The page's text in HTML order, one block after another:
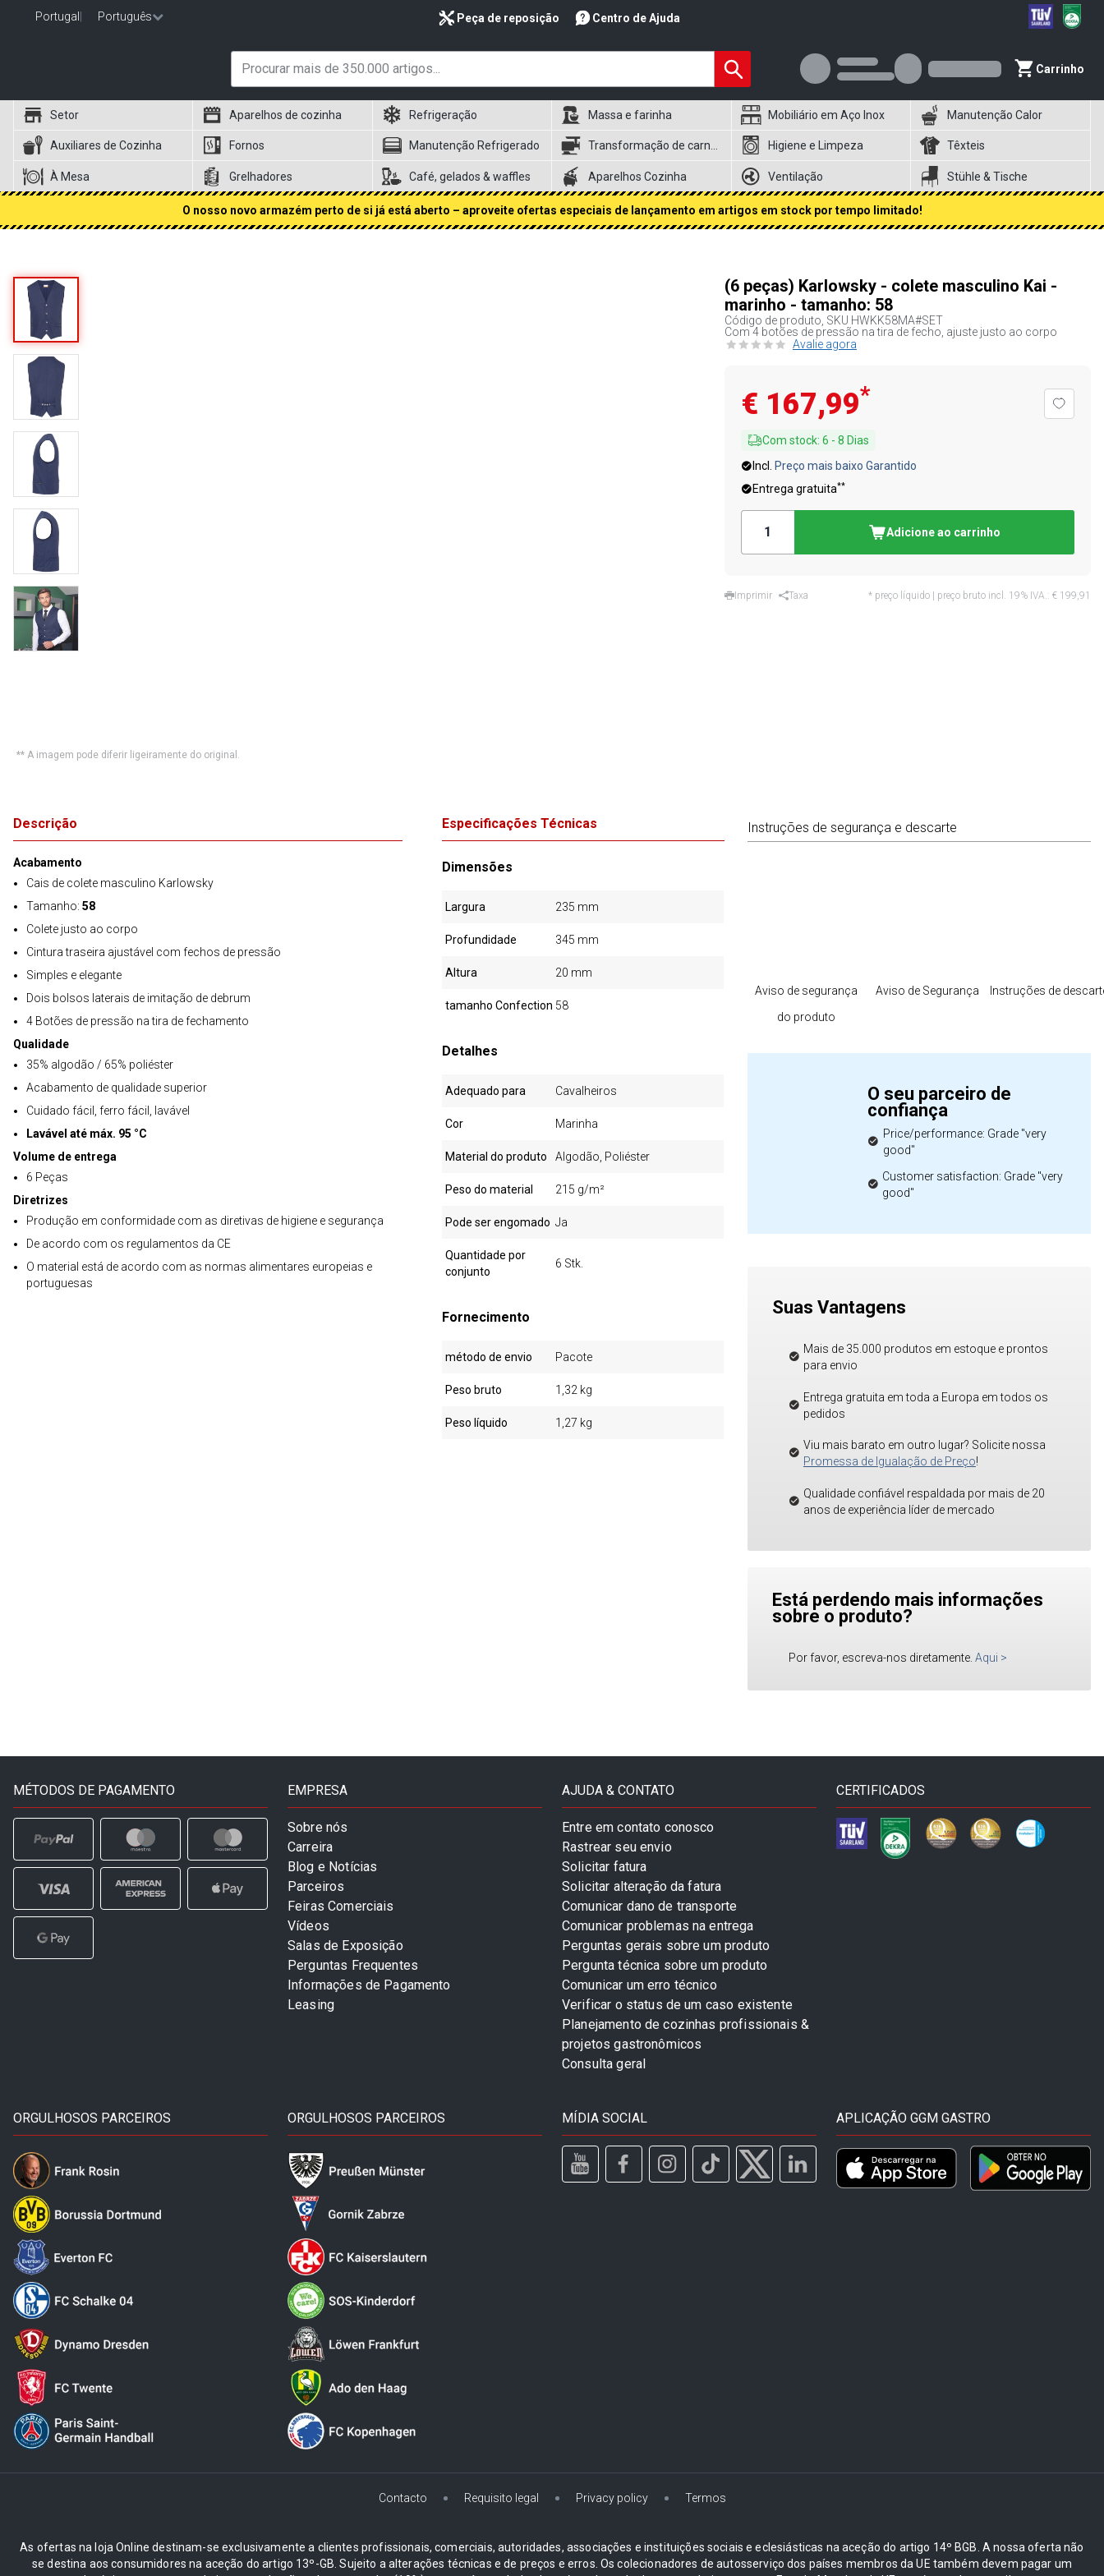
Portugal Português Peça de reposição Centro de Ajuda
Carrinho
Setor Aparelhos de cozinha Refrigeração Massa e farinha Mobiliário em Aço Inox Manutenção Calor
Auxiliares de Cozinha Fornos Manutenção Refrigerado Higiene e Limpeza Têxteis
À Mesa Grelhadores Café, gelados & waffles Aparelhos Cozinha Ventilação Stühle & Tische
O nosso novo armazém perto de si já está aberto – aproveite ofertas especiais de lançamento em artigos em stock por tempo limitado!
** A imagem pode diferir ligeiramente do original.
(6 peças) Karlowsky - colete masculino Kai -
marinho - tamanho: 58
Código de produto, SKU HWKK58MA#SET
Com 4 botões de pressão na tira de fecho, ajuste justo ao corpo
Avalie agora
€ 167,99*
Com stock: 6 - 8 Dias
Incl.
Preço mais baixo Garantido
Entrega gratuita**
Adicione ao carrinho
Imprimir Taxa * preço líquido | preço bruto incl. 19% IVA.: € 199,91
Descrição
Acabamento
Cais de colete masculino Karlowsky
Tamanho: 58
Colete justo ao corpo
Cintura traseira ajustável com fechos de pressão
Simples e elegante
Dois bolsos laterais de imitação de debrum
4 Botões de pressão na tira de fechamento
Qualidade
35% algodão / 65% poliéster
Acabamento de qualidade superior
Cuidado fácil, ferro fácil, lavável
Lavável até máx. 95 °C
Volume de entrega
6 Peças
Diretrizes
Produção em conformidade com as diretivas de higiene e segurança
De acordo com os regulamentos da CE
O material está de acordo com as normas alimentares europeias e
portuguesas
Especificações Técnicas
Dimensões
Largura 235 mm
Profundidade 345 mm
Altura 20 mm
tamanho Confection 58
Detalhes
Adequado para Cavalheiros
Cor Marinha
Material do produto Algodão, Poliéster
Peso do material 215 g/m²
Pode ser engomado Ja
Quantidade por
conjunto
6 Stk.
Fornecimento
método de envio Pacote
Peso bruto 1,32 kg
Peso líquido 1,27 kg
Instruções de segurança e descarte
Aviso de segurança
do produto
Aviso de Segurança Instruções de
O seu parceiro de
confiança
Price/performance: Grade "very
good"
Customer satisfaction: Grade "very
good"
Suas Vantagens
Mais de 35.000 produtos em estoque e prontos
para envio
Entrega gratuita em toda a Europa em todos os
pedidos
Viu mais barato em outro lugar? Solicite nossa
Promessa de Igualação de Preço!
Qualidade confiável respaldada por mais de 20
anos de experiência líder de mercado
Está perdendo mais informações
sobre o produto?
Por favor, escreva-nos diretamente. Aqui >
MÉTODOS DE PAGAMENTO EMPRESA
Sobre nós
Carreira
Blog e Notícias
Parceiros
Feiras Comerciais
Vídeos
Salas de Exposição
Perguntas Frequentes
Informações de Pagamento
Leasing
AJUDA & CONTATO
Entre em contato conosco
Rastrear seu envio
Solicitar fatura
Solicitar alteração da fatura
Comunicar dano de transporte
Comunicar problemas na entrega
Perguntas gerais sobre um produto
Pergunta técnica sobre um produto
Comunicar um erro técnico
Verificar o status de um caso existente
Planejamento de cozinhas profissionais &
projetos gastronômicos
Consulta geral
CERTIFICADOS
ORGULHOSOS PARCEIROS ORGULHOSOS PARCEIROS MÍDIA SOCIAL APLICAÇÃO GGM GASTRO
Contacto Requisito legal Privacy policy Termos
As ofertas na loja Online destinam-se exclusivamente a clientes profissionais, comerciais, autoridades, associações e instituições sociais e eclesiásticas na aceção do artigo 14º BGB. A nossa oferta não
se destina aos consumidores na aceção do artigo 13º-GB. Sujeito a alterações técnicas e de preços e erros. Os colecionadores de autosserviço dos países membros da UE também devem pagar um